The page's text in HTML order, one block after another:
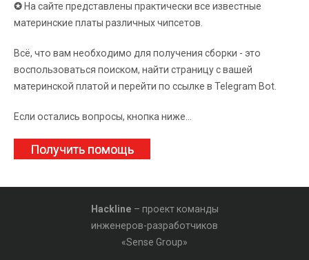
✪ На сайте представлены практически все известные
материнские платы различных чипсетов.
Всё, что вам необходимо для получения сборки - это
воспользоваться поиском, найти страницу с вашей
материнской платой и перейти по ссылке в Telegram Bot.
Если остались вопросы, кнопка ниже...
Получить помощь
Hackline – проект команды
инженеров-разработчиков
«Sense Group»